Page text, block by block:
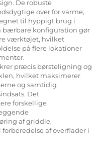
De robuste
over for varme,
til hyppigt brug i
konfiguration gør
værktøjet, hvilket
på flere lokationer
præcis børsteligning og
hvilket maksimerer
og samtidig
Det
forskellige
af griddle,
af overflader i